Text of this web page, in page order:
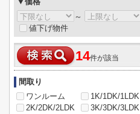
～
値下げ物件
14件が該当
間取り
ワンルーム
1K/1DK/1LDK
2K/2DK/2LDK
3K/3DK/3LDK